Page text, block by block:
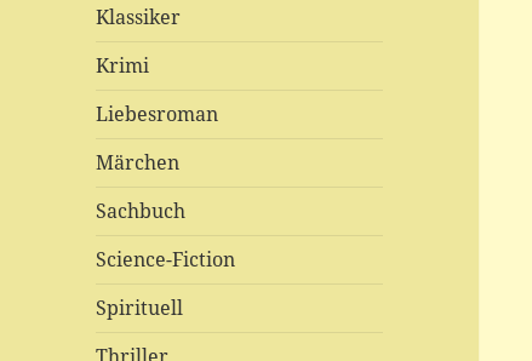
Klassiker
Krimi
Liebesroman
Märchen
Sachbuch
Science-Fiction
Spirituell